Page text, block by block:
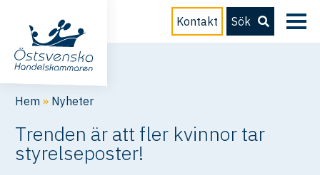
Kontakt Sök
Hem » Nyheter
Trenden är att fler kvinnor tar
styrelseposter!